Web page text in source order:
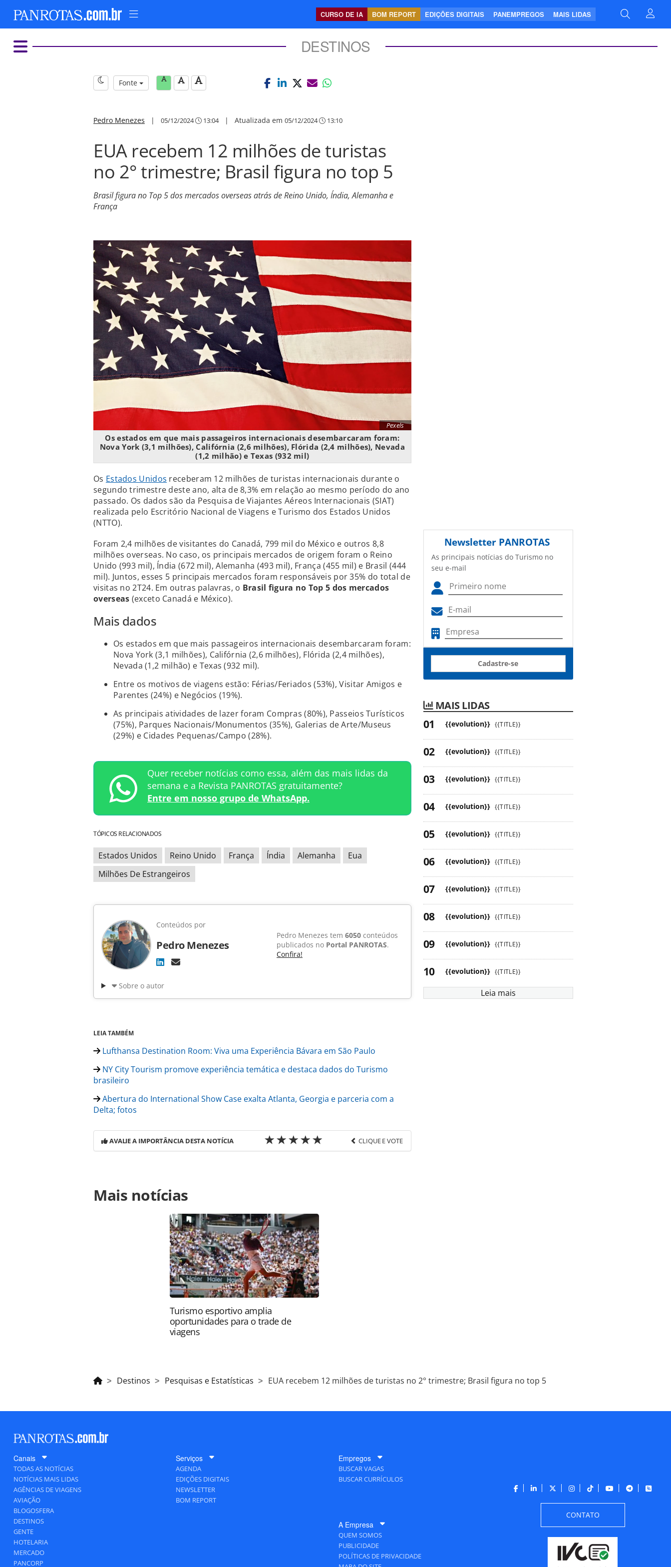
CURSO DE IA BOM REPORT EDIÇÕES DIGITAIS PANEMPREGOS MAIS LIDAS
DESTINOS
Fonte
Pedro Menezes | 05/12/2024 13:04 | Atualizada em 05/12/2024 13:10
EUA recebem 12 milhões de turistas
no 2° trimestre; Brasil figura no top 5
Brasil figura no Top 5 dos mercados overseas atrás de Reino Unido, Índia, Alemanha e
França
Pexels
Os estados em que mais passageiros internacionais desembarcaram foram:
Nova York (3,1 milhões), Califórnia (2,6 milhões), Flórida (2,4 milhões), Nevada
(1,2 milhão) e Texas (932 mil)
Os Estados Unidos receberam 12 milhões de turistas internacionais durante o
segundo trimestre deste ano, alta de 8,3% em relação ao mesmo período do ano
passado. Os dados são da Pesquisa de Viajantes Aéreos Internacionais (SIAT)
realizada pelo Escritório Nacional de Viagens e Turismo dos Estados Unidos
(NTTO).
Foram 2,4 milhões de visitantes do Canadá, 799 mil do México e outros 8,8
milhões overseas. No caso, os principais mercados de origem foram o Reino
Unido (993 mil), Índia (672 mil), Alemanha (493 mil), França (455 mil) e Brasil (444
mil). Juntos, esses 5 principais mercados foram responsáveis por 35% do total de
visitas no 2T24. Em outras palavras, o Brasil figura no Top 5 dos mercados
overseas (exceto Canadá e México).
Mais dados
Os estados em que mais passageiros internacionais desembarcaram foram:
Nova York (3,1 milhões), Califórnia (2,6 milhões), Flórida (2,4 milhões),
Nevada (1,2 milhão) e Texas (932 mil).
Entre os motivos de viagens estão: Férias/Feriados (53%), Visitar Amigos e
Parentes (24%) e Negócios (19%).
As principais atividades de lazer foram Compras (80%), Passeios Turísticos
(75%), Parques Nacionais/Monumentos (35%), Galerias de Arte/Museus
(29%) e Cidades Pequenas/Campo (28%).
Quer receber notícias como essa, além das mais lidas da
semana e a Revista PANROTAS gratuitamente?
Entre em nosso grupo de WhatsApp.
TÓPICOS RELACIONADOS
Estados Unidos Reino Unido França Índia Alemanha
Eua
Milhões De Estrangeiros
Conteúdos por
Pedro Menezes
Pedro Menezes tem 6050 conteúdos
publicados no Portal PANROTAS.
Confira!
Sobre o autor
LEIA TAMBÉM
Lufthansa Destination Room: Viva uma Experiência Bávara em São Paulo
NY City Tourism promove experiência temática e destaca dados do Turismo
brasileiro
Abertura do International Show Case exalta Atlanta, Georgia e parceria com a
Delta; fotos
AVALIE A IMPORTÂNCIA DESTA NOTÍCIA CLIQUE E VOTE
https://www.panrotas.com.br/destinos/pesquisas-e-estatisticas/2024/12/eua-recebem-
12-milhoes-de-estrangeiros-no-2t24-brasil-figura-no-top-5_212420.html ou as
ferramentas oferecidas na página. Todo o conteúdo produzido pela PANROTAS Editora
é protegido pela legislação brasileira sobre direito autoral. Não reproduza o conteúdo
sem autorização da PANROTAS Editora (copyright@panrotas.com.br).
Mais notícias
Turismo esportivo amplia
oportunidades para o trade de
viagens
Newsletter PANROTAS
As principais notícias do Turismo no
seu e-mail
Cadastre-se
MAIS LIDAS
{{evolution}} {{TITLE}}
{{evolution}} {{TITLE}}
{{evolution}} {{TITLE}}
{{evolution}} {{TITLE}}
{{evolution}} {{TITLE}}
{{evolution}} {{TITLE}}
{{evolution}} {{TITLE}}
{{evolution}} {{TITLE}}
{{evolution}} {{TITLE}}
{{evolution}} {{TITLE}}
Leia mais
Destinos Pesquisas e Estatísticas EUA recebem 12 milhões de turistas no 2° trimestre; Brasil figura no top 5
Canais
TODAS AS NOTÍCIAS
NOTÍCIAS MAIS LIDAS
AGÊNCIAS DE VIAGENS
AVIAÇÃO
BLOGOSFERA
DESTINOS
GENTE
HOTELARIA
MERCADO
PANCORP
Serviços
AGENDA
EDIÇÕES DIGITAIS
NEWSLETTER
BOM REPORT
Empregos
BUSCAR VAGAS
BUSCAR CURRÍCULOS
A Empresa
QUEM SOMOS
PUBLICIDADE
POLÍTICAS DE PRIVACIDADE
CONTATO